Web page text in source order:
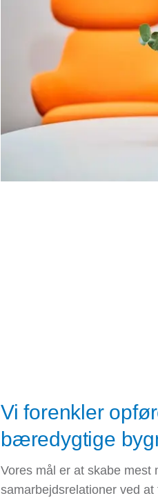
Vi forenkler
bæredygtige
Vores mål er at skabe
samarbejdsrelationer ved